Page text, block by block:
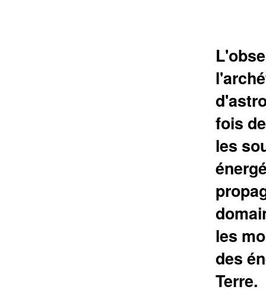
fois
les
les
des
Terre.